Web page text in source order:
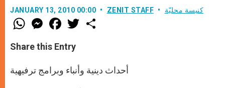
JANUARY 13, 2010 00:00 ZENIT STAFF كنيسة محليّة
W
h
t
s
p
p
M
e
s
e
g
e
F
a
e
b
o
k
w
Share this Entry
أحداث دينية وأنباء وبرامج ترفيهية